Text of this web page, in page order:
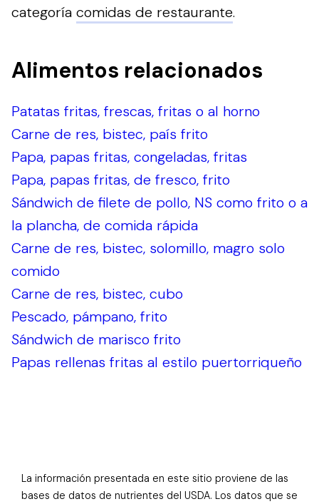
categoría comidas de restaurante.
Alimentos relacionados
Patatas fritas, frescas, fritas o al horno
Carne de res, bistec, país frito
Papa, papas fritas, congeladas, fritas
Papa, papas fritas, de fresco, frito
Sándwich de filete de pollo, NS como frito o a
la plancha, de comida rápida
Carne de res, bistec, solomillo, magro solo
comido
Carne de res, bistec, cubo
Pescado, pámpano, frito
Sándwich de marisco frito
Papas rellenas fritas al estilo puertorriqueño
La información presentada en este sitio proviene de las
bases de datos de nutrientes del USDA. Los datos que se